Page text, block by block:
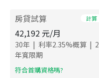
房貸試算 計算
42,192 元/月
30年 | 利率2.35%概算 | 2
年寬限期
​符合首購資格嗎?